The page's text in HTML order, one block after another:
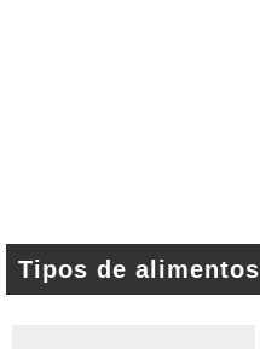
Tipos de alimentos